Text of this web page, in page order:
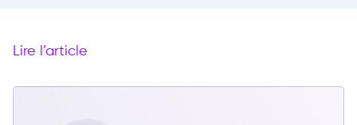
Lire l’article